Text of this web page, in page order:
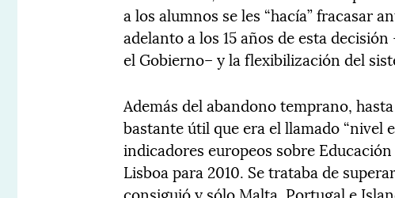
a los alumnos se les “hacía” fracasar
adelanto a los 15 años de esta
el Gobierno– y la flexibilización del
Además del abandono temprano,
bastante útil que era el llamado “nivel
indicadores europeos sobre
Lisboa para 2010. Se trataba de